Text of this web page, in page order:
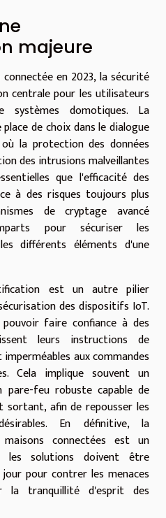
majeure
en 2023, la sécurité
centrale pour les utilisateurs
domotiques. La
de choix dans le dialogue
la protection des données
des intrusions malveillantes
que l'efficacité des
à des risques toujours plus
de cryptage avancé
pour sécuriser les
différents éléments d'une
est un autre pilier
des dispositifs IoT.
faire confiance à des
leurs instructions de
aux commandes
Cela implique souvent un
pare-feu robuste capable de
afin de repousser les
En définitive, la
connectées est un
les solutions doivent être
pour contrer les menaces
la tranquillité d'esprit des